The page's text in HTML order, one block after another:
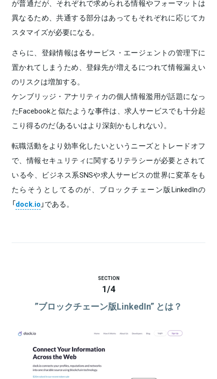
が普通だが、それぞれで求められる情報やフォーマットは
異なるため、共通する部分はあってもそれぞれに応じてカ
スタマイズが必要になる。
さらに、登録情報は各サービス・エージェントの管理下に
置かれてしまうため、登録先が増えるにつれて情報漏えい
のリスクは増加する。
ケンブリッジ・アナリティカの個人情報濫用が話題になっ
たFacebookと似たような事件は、求人サービスでも十分起
こり得るのだ（あるいはより深刻かもしれない）。
転職活動をより効率化したいというニーズとトレードオフ
で、情報セキュリティに関するリテラシーが必要とされて
いる今、ビジネス系SNSや求人サービスの世界に変革をも
たらそうとしてるのが、ブロックチェーン版LinkedInの
「dock.io 」である。
SECTION
1/4
”ブロックチェーン版LinkedIn” とは？